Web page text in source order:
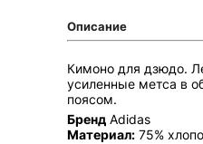
Описание
Кимоно для дзюдо.
усиленные метса в
поясом.
Бренд Adidas
Материал: 75%